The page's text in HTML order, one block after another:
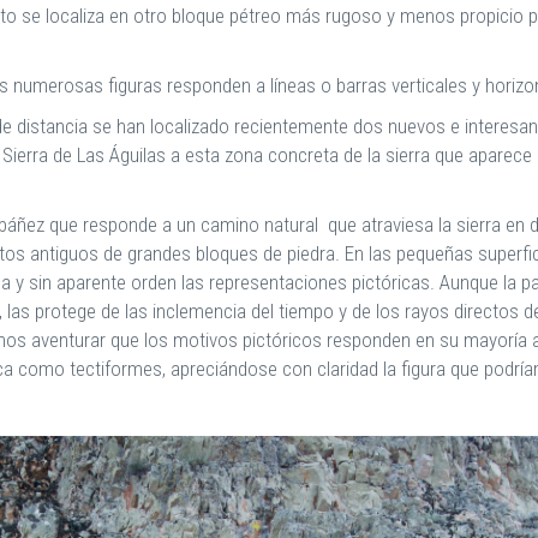
se localiza en otro bloque pétreo más rugoso y menos propicio
numerosas figuras responden a líneas o barras verticales y
distancia se han localizado recientemente dos nuevos e
de Las Águilas a esta zona concreta de la sierra que
que responde a un camino natural que atraviesa la sierra
antiguos de grandes bloques de piedra. En las pequeñas
sin aparente orden las representaciones pictóricas. Aunque la
protege de las inclemencia del tiempo y de los rayos directos
aventurar que los motivos pictóricos responden en su mayoría
como tectiformes, apreciándose con claridad la figura que